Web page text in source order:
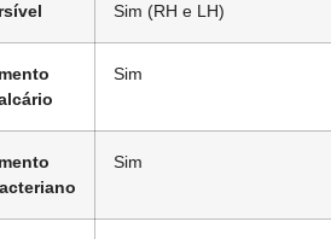
Sim (RH e LH)
Sim
Sim